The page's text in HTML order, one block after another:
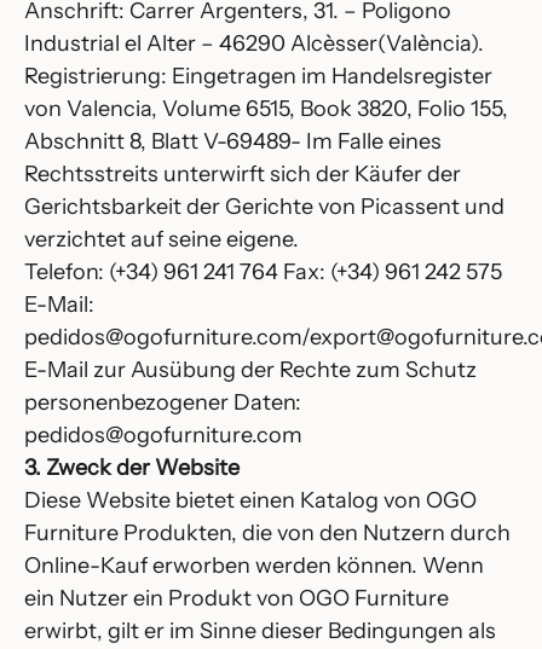
Anschrift: Carrer Argenters, 31. – Poligono
Industrial el Alter – 46290 Alcèsser(València).
Registrierung: Eingetragen im Handelsregister
von Valencia, Volume 6515, Book 3820, Folio 155,
Abschnitt 8, Blatt V-69489- Im Falle eines
Rechtsstreits unterwirft sich der Käufer der
Gerichtsbarkeit der Gerichte von Picassent und
verzichtet auf seine eigene.
Telefon: (+34) 961 241 764 Fax: (+34) 961 242 575
E-Mail:
pedidos@ogofurniture.com/
E-Mail zur Ausübung der Rechte zum Schutz
personenbezogener Daten:
pedidos@ogofurniture.com
3. Zweck der Website
Diese Website bietet einen Katalog von OGO
Furniture Produkten, die von den Nutzern durch
Online-Kauf erworben werden können. Wenn
ein Nutzer ein Produkt von OGO Furniture
erwirbt, gilt er im Sinne dieser Bedingungen als